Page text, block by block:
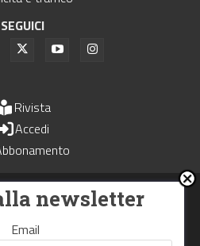
SEGUICI
Rivista
Accedi
associato all'Unione Stampa
Italiana - USPI
Bologna N.4993 del 15 giugno 1982
made inNowhere
newsletter
Email